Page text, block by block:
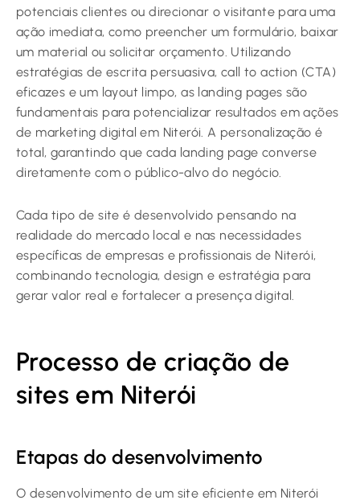
potenciais clientes ou direcionar o visitante para uma
ação imediata, como preencher um formulário, baixar
um material ou solicitar orçamento. Utilizando
estratégias de escrita persuasiva, call to action (CTA)
eficazes e um layout limpo, as landing pages são
fundamentais para potencializar resultados em ações
de marketing digital em Niterói. A personalização é
total, garantindo que cada landing page converse
diretamente com o público-alvo do negócio.
Cada tipo de site é desenvolvido pensando na
realidade do mercado local e nas necessidades
específicas de empresas e profissionais de Niterói,
combinando tecnologia, design e estratégia para
gerar valor real e fortalecer a presença digital.
Processo de criação de
sites em Niterói
Etapas do desenvolvimento
O desenvolvimento de um site eficiente em Niterói